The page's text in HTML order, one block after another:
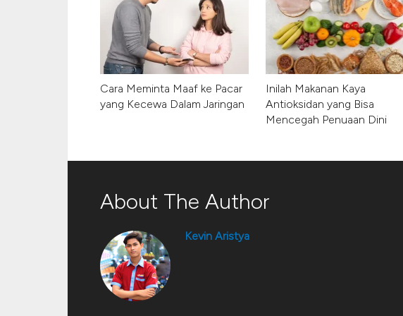
Cara Meminta Maaf ke Pacar
yang Kecewa Dalam Jaringan
Inilah Makanan Kaya
Antioksidan yang Bisa
Mencegah Penuaan Dini
About The Author
Kevin Aristya